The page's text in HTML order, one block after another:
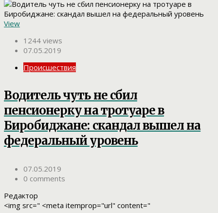
View
1244 views
07.05.2019
Происшествия
Водитель чуть не сбил
пенсионерку на тротуаре в
Биробиджане: скандал вышел на
федеральный уровень
07.05.2019
0 comments
Редактор
<img src=" <meta itemprop="url" content="